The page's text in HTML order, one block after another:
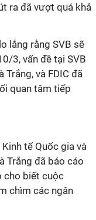
ra đã vượt quá khả
lắng rằng SVB sẽ
3, vấn đề tại SVB
và FDIC đã
quan tâm tiếp
tế Quốc gia và
Trắng đã báo cáo
cho biết cuộc
chìm các ngân